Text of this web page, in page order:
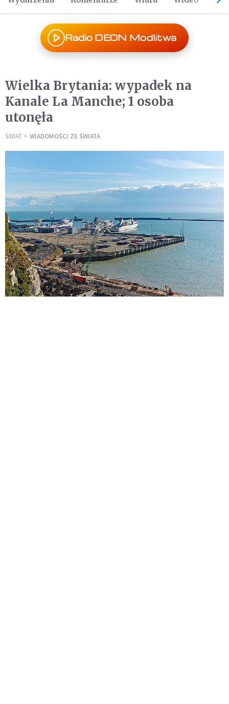
Radio DEON Modlitwa
Wielka Brytania: wypadek na
Kanale La Manche; 1 osoba
utonęła
ŚWIAT WIADOMOŚCI ZE ŚWIATA